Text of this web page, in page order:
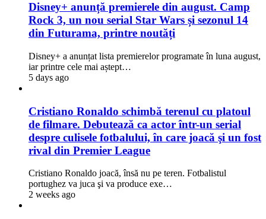
Disney+ anunță premierele din august. Camp
Rock 3, un nou serial Star Wars și sezonul 14
din Futurama, printre noutăți
Disney+ a anunțat lista premierelor programate în luna august,
iar printre cele mai aștept…
5 days ago
Cristiano Ronaldo schimbă terenul cu platoul
de filmare. Debutează ca actor într-un serial
despre culisele fotbalului, în care joacă şi un fost
rival din Premier League
Cristiano Ronaldo joacă, însă nu pe teren. Fotbalistul
portughez va juca şi va produce exe…
2 weeks ago